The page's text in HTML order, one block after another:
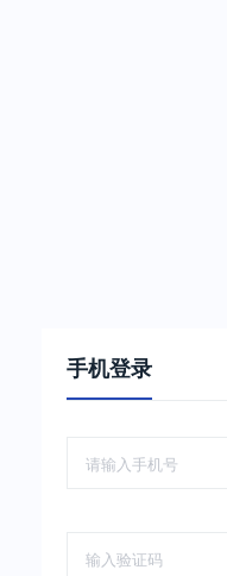
手机登录